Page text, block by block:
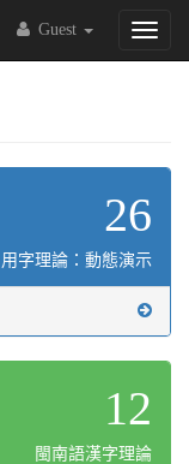
Toggle
Guest
26
用字理論：動態演示
12
閩南語漢字理論